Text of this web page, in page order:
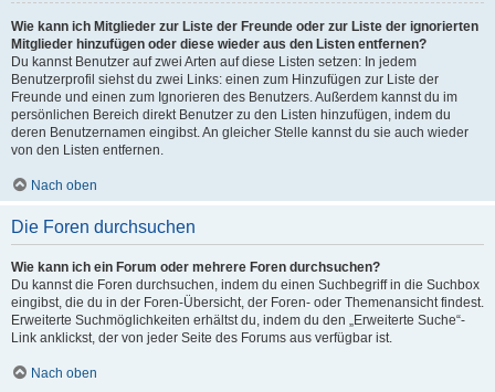
Wie kann ich Mitglieder zur Liste der Freunde oder zur Liste der ignorierten
Mitglieder hinzufügen oder diese wieder aus den Listen entfernen?
Du kannst Benutzer auf zwei Arten auf diese Listen setzen: In jedem
Benutzerprofil siehst du zwei Links: einen zum Hinzufügen zur Liste der
Freunde und einen zum Ignorieren des Benutzers. Außerdem kannst du im
persönlichen Bereich direkt Benutzer zu den Listen hinzufügen, indem du
deren Benutzernamen eingibst. An gleicher Stelle kannst du sie auch wieder
von den Listen entfernen.
Nach oben
Die Foren durchsuchen
Wie kann ich ein Forum oder mehrere Foren durchsuchen?
Du kannst die Foren durchsuchen, indem du einen Suchbegriff in die Suchbox
eingibst, die du in der Foren-Übersicht, der Foren- oder Themenansicht findest.
Erweiterte Suchmöglichkeiten erhältst du, indem du den „Erweiterte Suche“-
Link anklickst, der von jeder Seite des Forums aus verfügbar ist.
Nach oben